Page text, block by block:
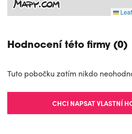
Hodnocení této firmy (0)
Tuto pobočku zatím nikdo
CHCI NAPSAT VLASTNÍ